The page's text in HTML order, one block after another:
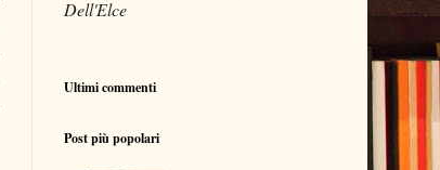
Dell'Elce
Ultimi commenti
Post più popolari